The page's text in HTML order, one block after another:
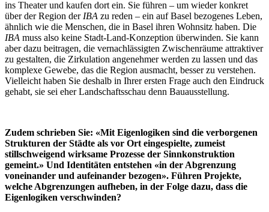
ins Theater und kaufen dort ein. Sie führen – um wieder konkret
über der Region der IBA zu reden – ein auf Basel bezogenes Leben,
ähnlich wie die Menschen, die in Basel ihren Wohnsitz haben. Die
IBA muss also keine Stadt-Land-Konzeption überwinden. Sie kann
aber dazu beitragen, die vernachlässigten Zwischenräume attraktiver
zu gestalten, die Zirkulation angenehmer werden zu lassen und das
komplexe Gewebe, das die Region ausmacht, besser zu verstehen.
Vielleicht haben Sie deshalb in Ihrer ersten Frage auch den Eindruck
gehabt, sie sei eher Landschaftsschau denn Bauausstellung.
Zudem schrieben Sie: «Mit Eigenlogiken sind die verborgenen
Strukturen der Städte als vor Ort eingespielte, zumeist
stillschweigend wirksame Prozesse der Sinnkonstruktion
gemeint.» Und Identitäten entstehen «in der Abgrenzung
voneinander und aufeinander bezogen». Führen Projekte,
welche Abgrenzungen aufheben, in der Folge dazu, dass die
Eigenlogiken verschwinden?